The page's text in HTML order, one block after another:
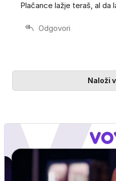
Plačance lažje teraš, al da
Odgovori
Naloži